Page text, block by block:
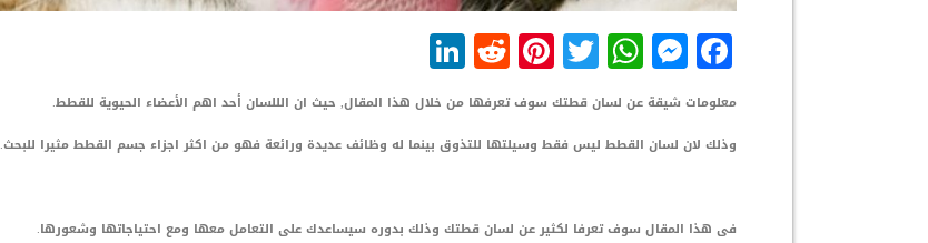
Facebook
Messenger
WhatsApp
Twitter
Pinterest
Reddit
معلومات شيقة عن لسان قطتك سوف تعرفها من خلال هذا المقال, حيث ان الللسان أحد اهم الأعضاء الحيوية للقطط.
وذلك لان لسان القطط ليس فقط وسيلتها للتذوق بينما له وظائف عديدة ورائعة فهو من اكثر اجزاء جسم القطط مثيرا للبحث.
فى هذا المقال سوف تعرفا لكثير عن لسان قطتك وذلك بدوره سيساعدك على التعامل معها ومع احتياجاتها وشعورها.